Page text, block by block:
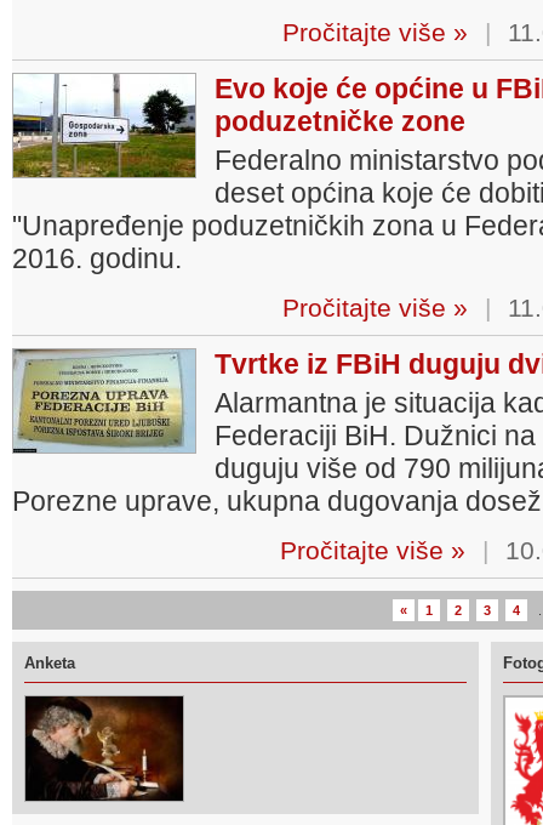
Pročitajte više » |
Evo koje će općine u
poduzetničke zone
Federalno ministarstvo
deset općina koje će
"Unapređenje poduzetničkih zona u
2016. godinu.
Pročitajte više » |
Tvrtke iz FBiH duguju
Alarmantna je situacija
Federaciji BiH. Dužnici
duguju više od 790
Porezne uprave, ukupna dugovanja
Pročitajte više » |
« 1 2 3 4
Anketa